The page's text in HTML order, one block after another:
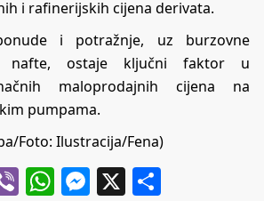
i rafinerijskih cijena derivata.
i potražnje, uz burzovne
nafte, ostaje ključni faktor u
maloprodajnih cijena na
pumpama.
/Foto: Ilustracija/Fena)
ViberWhatsApp
Messenger
X